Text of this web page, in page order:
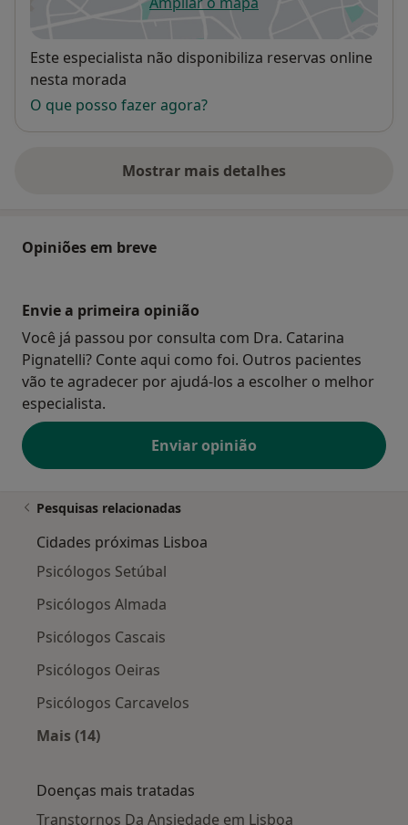
abre num novo separador
Disponibilidade
Este especialista não disponibiliza reservas online
nesta morada
O que posso fazer agora?
Mostrar mais detalhes
sobre o endereço
Opiniões em breve
Envie a primeira opinião
Você já passou por consulta com Dra. Catarina
Pignatelli? Conte aqui como foi. Outros pacientes
vão te agradecer por ajudá-los a escolher o melhor
especialista.
Enviar opinião
Pesquisas relacionadas
Cidades próximas Lisboa
Psicólogos Setúbal
Psicólogos Almada
Psicólogos Cascais
Psicólogos Oeiras
Psicólogos Carcavelos
Mais (14)
Doenças mais tratadas
Transtornos Da Ansiedade em Lisboa